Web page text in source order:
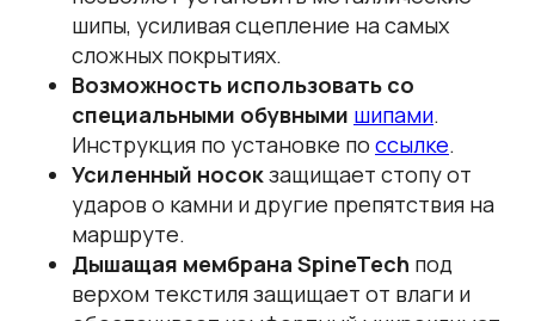
шипы, усиливая сцепление на самых
сложных покрытиях.
Возможность использовать со
специальными обувными шипами.
Инструкция по установке по ссылке.
Усиленный носокзащищает стопу от
ударов о камни и другие препятствия на
маршруте.
Дышащая мембрана SpineTech под
верхом текстиля защищает от влаги и